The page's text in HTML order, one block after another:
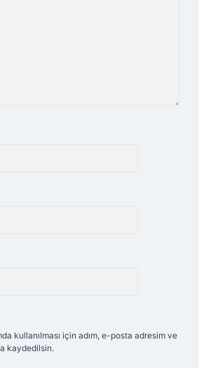
kullanılması için adım, e-posta adresim ve
kaydedilsin.